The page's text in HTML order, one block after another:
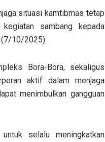
situasi kamtibmas tetap
sambang kepada
(7/10/2025).
Bora-Bora, sekaligus
aktif dalam menjaga
menimbulkan gangguan
selalu meningkatkan